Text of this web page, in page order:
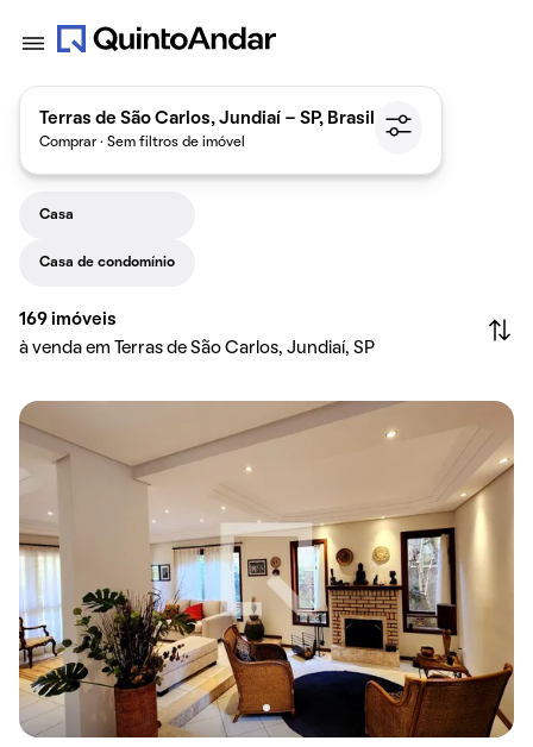
Terras de São Carlos, Jundiaí - SP, Brasil
Comprar · Sem filtros de imóvel
Casa
Casa de condomínio
169 imóveis
à venda em Terras de São Carlos, Jundiaí, SP